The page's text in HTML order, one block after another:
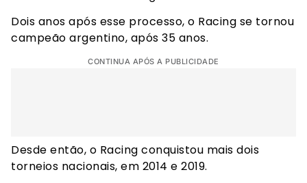
Dois anos após esse processo, o Racing se tornou
campeão argentino, após 35 anos.
CONTINUA APÓS A PUBLICIDADE
Desde então, o Racing conquistou mais dois
torneios nacionais, em 2014 e 2019.